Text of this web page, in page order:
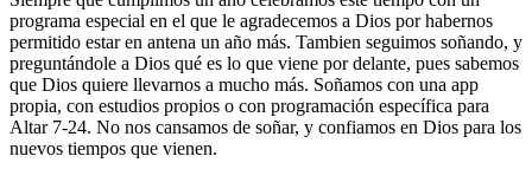
programa especial en el que le agradecemos a Dios por habernos
permitido estar en antena un año más. Tambien seguimos soñando, y
preguntándole a Dios qué es lo que viene por delante, pues sabemos
que Dios quiere llevarnos a mucho más. Soñamos con una app
propia, con estudios propios o con programación específica para
Altar 7-24. No nos cansamos de soñar, y confiamos en Dios para los
nuevos tiempos que vienen.